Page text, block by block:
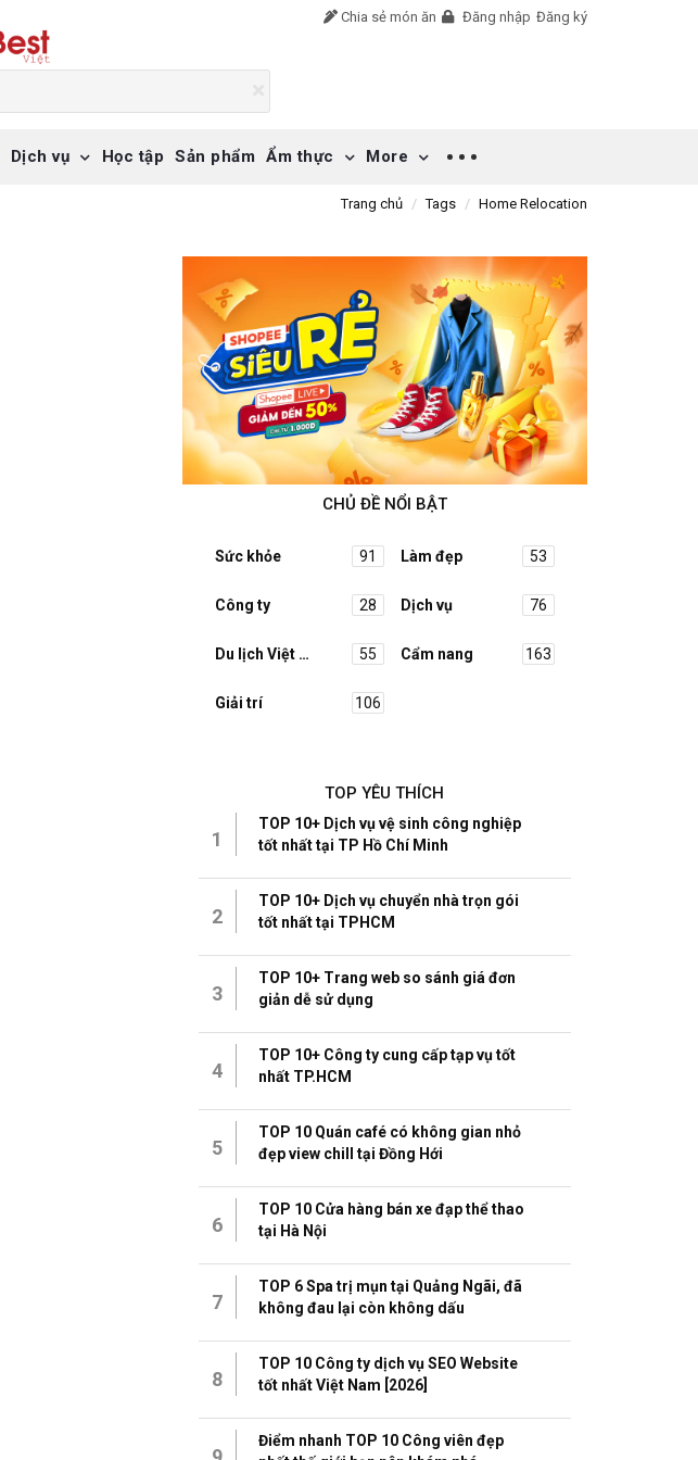
Chia sẻ món ăn Đăng nhập Đăng ký
Dịch vụ Học tập Sản phẩm Ẩm thực More
Trang chủ Tags Home Relocation
CHỦ ĐỀ NỔI BẬT
Sức khỏe 91 Làm đẹp 53
Công ty 28 Dịch vụ 76
Du lịch Việt Nam 55 Cẩm nang 163
Giải trí 106
TOP YÊU THÍCH
1
TOP 10+ Dịch vụ vệ sinh công nghiệp
tốt nhất tại TP Hồ Chí Minh
2
TOP 10+ Dịch vụ chuyển nhà trọn gói
tốt nhất tại TPHCM
3
TOP 10+ Trang web so sánh giá đơn
giản dễ sử dụng
4
TOP 10+ Công ty cung cấp tạp vụ tốt
nhất TP.HCM
5
TOP 10 Quán café có không gian nhỏ
đẹp view chill tại Đồng Hới
6
TOP 10 Cửa hàng bán xe đạp thể thao
tại Hà Nội
7
TOP 6 Spa trị mụn tại Quảng Ngãi, đã
không đau lại còn không dấu
8
TOP 10 Công ty dịch vụ SEO Website
tốt nhất Việt Nam [2026]
Điểm nhanh TOP 10 Công viên đẹp